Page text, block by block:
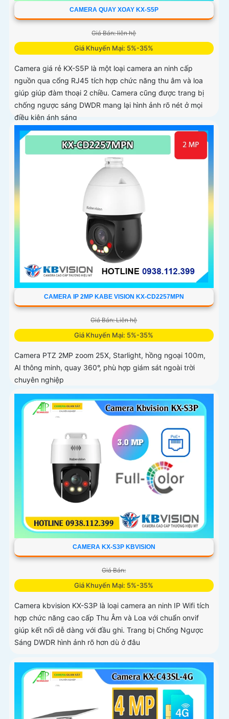
CAMERA QUAY XOAY KX-S5P
Giá Bán: liên hệ
Giá Khuyến Mại: 5%-35%
Camera giá rẻ KX-S5P là một loại camera an ninh cấp
nguồn qua cổng RJ45 tích hợp chức năng thu âm và loa
giúp giúp đàm thoại 2 chiều. Camera cũng được trang bị
chống ngược sáng DWDR mang lại hình ảnh rõ nét ở mọi
điều kiện ánh sáng
CAMERA IP 2MP KABE VISION KX-CD2257MPN
Giá Bán: Liên hệ
Giá Khuyến Mại: 5%-35%
Camera PTZ 2MP zoom 25X, Starlight, hồng ngoại 100m,
AI thông minh, quay 360°, phù hợp giám sát ngoài trời
chuyên nghiệp
CAMERA KX-S3P KBVISION
Giá Bán:
Giá Khuyến Mại: 5%-35%
Camera kbvision KX-S3P là loại camera an ninh IP Wifi tích
hợp chức năng cao cấp Thu Âm và Loa với chuẩn onvif
giúp kết nối dễ dàng với đầu ghi. Trang bị Chống Ngược
Sáng DWDR hình ảnh rõ hơn dù ở đâu